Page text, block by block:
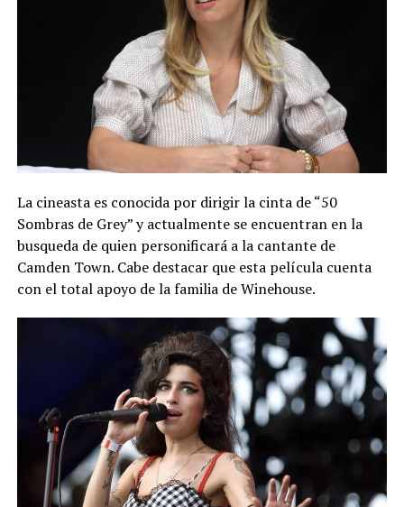
La cineasta es conocida por dirigir la cinta de “50
Sombras de Grey” y actualmente se encuentran en la
busqueda de quien personificará a la cantante de
Camden Town. Cabe destacar que esta película cuenta
con el total apoyo de la familia de Winehouse.